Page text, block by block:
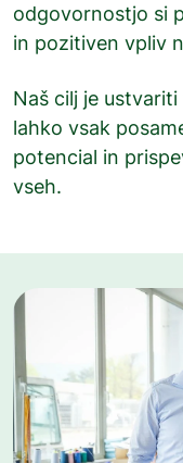
odgovornostjo si
in pozitiven vpliv
Naš cilj je
lahko vsak
potencial in
vseh.